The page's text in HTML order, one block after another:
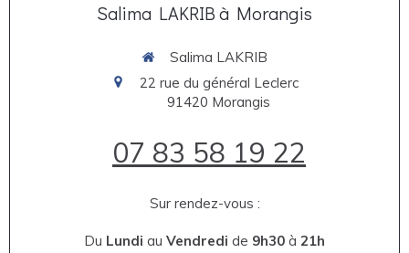
Salima LAKRIB à Morangis
Salima LAKRIB
22 rue du général Leclerc
91420 Morangis
07 83 58 19 22
Sur rendez-vous :
Du Lundi au Vendredi de 9h30 à 21h